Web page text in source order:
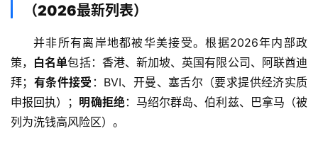
（2026最新列表）
并非所有离岸地都被华美接受。根据2026年内部政
策， 白名单包括：香港、新加坡、英国有限公司、阿联酋迪
拜； 有条件接受 ：BVI、开曼、塞舌尔（要求提供经济实质
申报回执）； 明确拒绝：马绍尔群岛、伯利兹、巴拿马（被
列为洗钱高风险区）。